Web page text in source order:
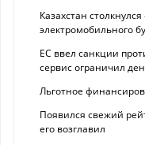
Казахстан
электромобильного
ЕС ввел санкции
сервис ограничил
Льготное
Появился свежий
его возглавил